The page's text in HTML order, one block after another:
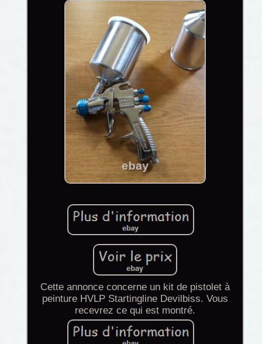
Cette annonce concerne un kit de pistolet à
peinture HVLP Startingline Devilbiss. Vous
recevrez ce qui est montré.